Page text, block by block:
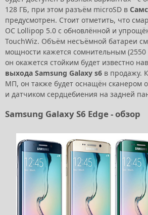
128 ГБ, при этом разъём microSD в
предусмотрен. Стоит отметить, что
ОС Lollipop 5.0 с обновлённой и
TouchWiz. Объём несъёмной батареи
мощности кажется сомнительным (2550
он окажется стойким будет известно
выхода Samsung Galaxy s6 в продажу.
МП, он также будет оснащён сканером
и датчиком сердцебиения на задней
Samsung Galaxy S6 Edge - обзор